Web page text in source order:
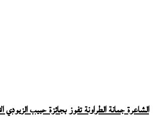
الشاعرة جمانة الطراونة تفوز بجائزة حبيب الزيودي